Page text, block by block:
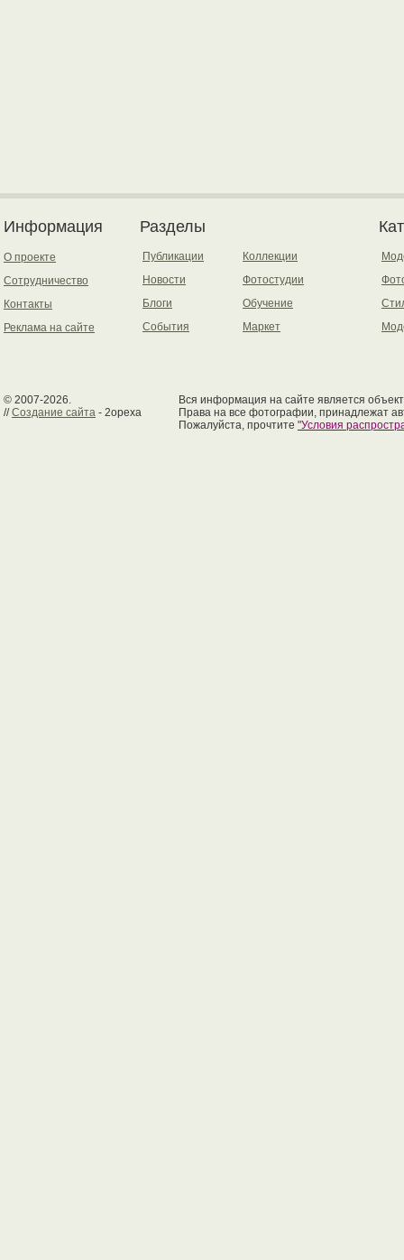
Информация
О проекте
Сотрудничество
Контакты
Реклама на сайте
Разделы
Публикации
Новости
Блоги
События
Коллекции
Фотостудии
Обучение
Маркет
© 2007-2026.
//Создание сайта - 2opexa
Вся информация на сайте является
Права на все фотографии, принадлежат
Пожалуйста, прочтите "Условия